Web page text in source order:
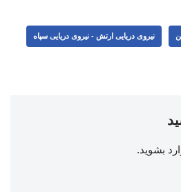
نیروی دریایی ارتش - نیروی دریایی سپاه
بشوید.